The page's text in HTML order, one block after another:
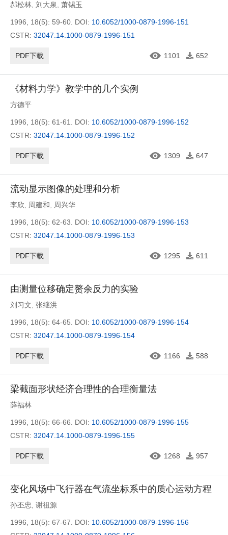
郝松林 刘大泉 萧锡玉
1996, 18(5): 59-60. DOI: 10.6052/1000-0879-1996-151
CSTR: 32047.14.1000-0879-1996-151
PDF下载 1101 652
《材料力学》教学中的几个实例
方德平
1996, 18(5): 61-61. DOI: 10.6052/1000-0879-1996-152
CSTR: 32047.14.1000-0879-1996-152
PDF下载 1309 647
流动显示图像的处理和分析
李欣 周建和 周兴华
1996, 18(5): 62-63. DOI: 10.6052/1000-0879-1996-153
CSTR: 32047.14.1000-0879-1996-153
PDF下载 1295 611
由测量位移确定赘余反力的实验
刘习文 张继洪
1996, 18(5): 64-65. DOI: 10.6052/1000-0879-1996-154
CSTR: 32047.14.1000-0879-1996-154
PDF下载 1166 588
梁截面形状经济合理性的合理衡量法
薛福林
1996, 18(5): 66-66. DOI: 10.6052/1000-0879-1996-155
CSTR: 32047.14.1000-0879-1996-155
PDF下载 1268 957
变化风场中飞行器在气流坐标系中的质心运动方程
孙丕忠 谢祖源
1996, 18(5): 67-67. DOI: 10.6052/1000-0879-1996-156